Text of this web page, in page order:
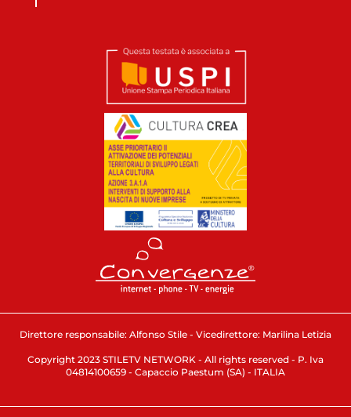
Direttore responsabile: Alfonso Stile - Vicedirettore: Marilina Letizia
Copyright 2023 STILETV NETWORK - All rights reserved - P. Iva
04814100659 - Capaccio Paestum (SA) - ITALIA